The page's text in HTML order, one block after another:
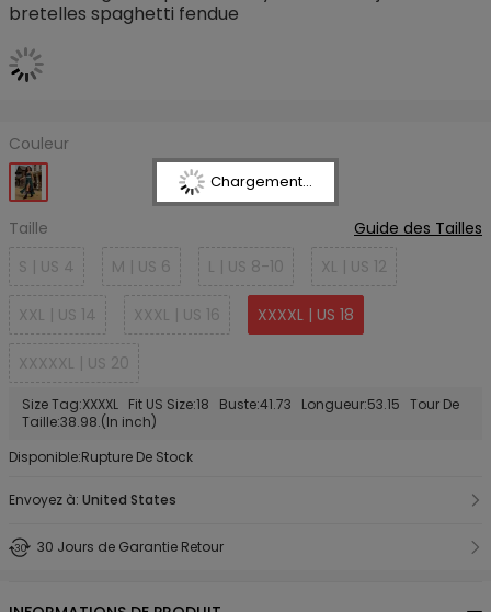
bretelles spaghetti fendue
Couleur
Taille
Guide des Tailles
S | US 4
M | US 6 L | US 8-10 XL | US 12
XXL | US 14 XXXL | US 16 XXXXL | US 18
XXXXXL | US 20
Size Tag:XXXXL Fit US Size:18 Buste:41.73 Longueur:53.15 Tour De
Taille:38.98.(In inch)
Disponible:Rupture De Stock
Envoyez à: United States
30 Jours de Garantie Retour
Chargement...